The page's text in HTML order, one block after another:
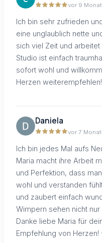
vor 9
Ich bin sehr zufrieden
eine unglaublich nette
sich viel Zeit und
Studio ist einfach
sofort wohl und
Herzen
Daniela
vor 7
Ich bin jedes Mal aufs
Maria macht ihre Arbeit
und Perfektion, dass
wohl und verstanden
und zaubert einfach
Wimpern sehen nicht
Danke liebe Maria für
Empfehlung von Herzen!